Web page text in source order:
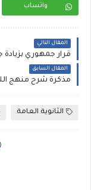
واتساب
المقال التالي
قرار جمهوري
المقال السابق
الثانوية العامة